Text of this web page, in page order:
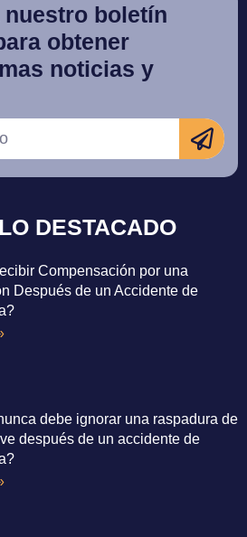
boletín
obtener
noticias y
DESTACADO
Compensación por una
Después de un Accidente de
debe ignorar una raspadura de
después de un accidente de